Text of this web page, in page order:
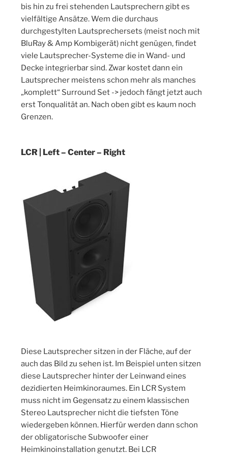
bis hin zu frei stehenden Lautsprechern gibt es
vielfältige Ansätze. Wem die durchaus
durchgestylten Lautsprechersets (meist noch mit
BluRay & Amp Kombigerät) nicht genügen, findet
viele Lautsprecher-Systeme die in Wand- und
Decke integrierbar sind. Zwar kostet dann ein
Lautsprecher meistens schon mehr als manches
„komplett“ Surround Set -> jedoch fängt jetzt auch
erst Tonqualität an. Nach oben gibt es kaum noch
Grenzen.
LCR | Left – Center – Right
Diese Lautsprecher sitzen in der Fläche, auf der
auch das Bild zu sehen ist. Im Beispiel unten sitzen
diese Lautsprecher hinter der Leinwand eines
dezidierten Heimkinoraumes. Ein LCR System
muss nicht im Gegensatz zu einem klassischen
Stereo Lautsprecher nicht die tiefsten Töne
wiedergeben können. Hierfür werden dann schon
der obligatorische Subwoofer einer
Heimkinoinstallation genutzt. Bei LCR